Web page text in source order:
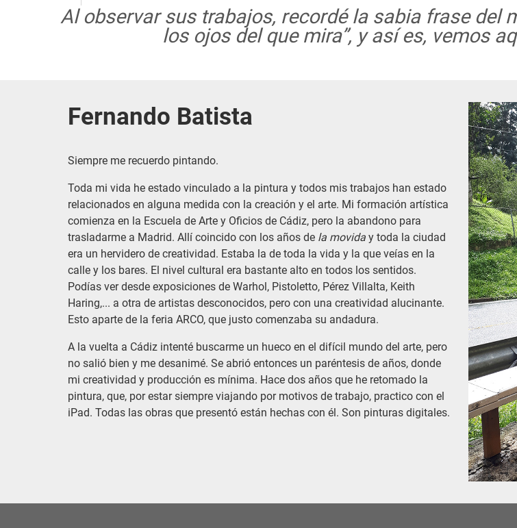
Al observar sus trabajos, recordé la sabia frase del
los ojos del que mira”, y así es, vemos
Fernando Batista
Siempre me recuerdo pintando.
Toda mi vida he estado vinculado a la pintura y todos mis trabajos han estado
relacionados en alguna medida con la creación y el arte. Mi formación artística
comienza en la Escuela de Arte y Oficios de Cádiz, pero la abandono para
trasladarme a Madrid. Allí coincido con los años de la movida y toda la ciudad
era un hervidero de creatividad. Estaba la de toda la vida y la que veías en la
calle y los bares. El nivel cultural era bastante alto en todos los sentidos.
Podías ver desde exposiciones de Warhol, Pistoletto, Pérez Villalta, Keith
Haring,... a otra de artistas desconocidos, pero con una creatividad alucinante.
Esto aparte de la feria ARCO, que justo comenzaba su andadura.
A la vuelta a Cádiz intenté buscarme un hueco en el difícil mundo del arte, pero
no salió bien y me desanimé. Se abrió entonces un paréntesis de años, donde
mi creatividad y producción es mínima. Hace dos años que he retomado la
pintura, que, por estar siempre viajando por motivos de trabajo, practico con el
iPad. Todas las obras que presentó están hechas con él. Son pinturas digitales.